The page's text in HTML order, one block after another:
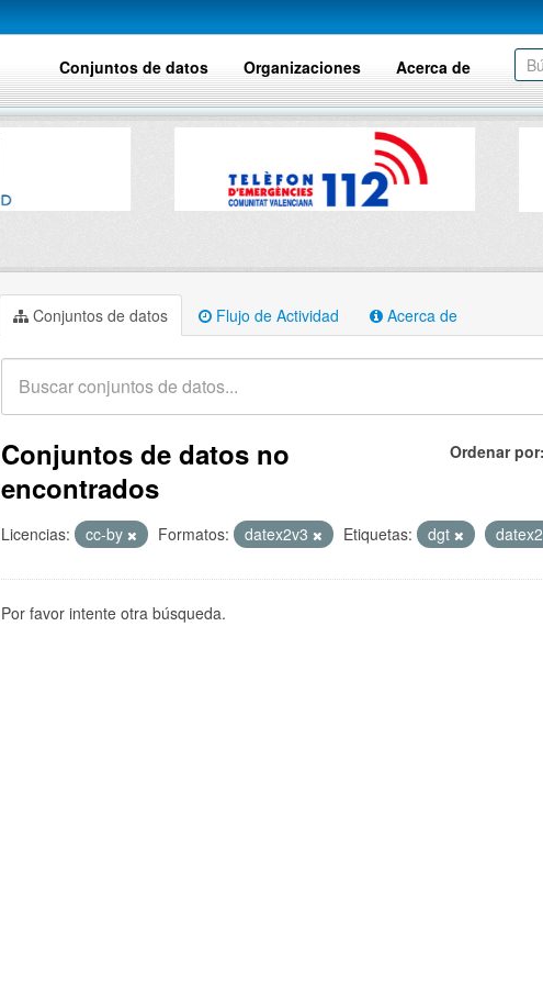
Conjuntos de datos Organizaciones Acerca de
Conjuntos de datos Flujo de Actividad Acerca de
Ordenar por
Conjuntos de datos no
encontrados
Licencias: cc-by Formatos: datex2v3 Etiquetas: dgt datex2
Por favor intente otra búsqueda.